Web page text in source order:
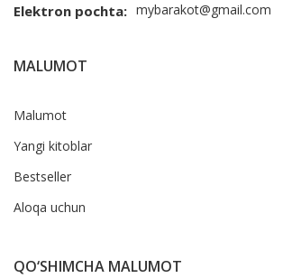
Elektron pochta: mybarakot@gmail.com
MALUMOT
Malumot
Yangi kitoblar
Bestseller
Aloqa uchun
QO‘SHIMCHA MALUMOT